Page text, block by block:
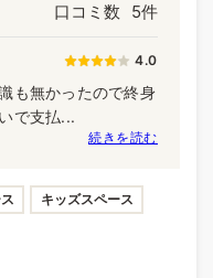
口コミ数 5件
4.0
も無かったので終身
で支払...
続きを読む
キッズスペース